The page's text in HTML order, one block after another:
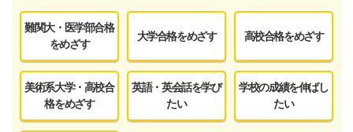
難関大・医学部合格
をめざす
大学合格をめざす 高校合格をめざす
美術系大学・高校合
格をめざす
英語・英会話を学び
たい
学校の成績を伸ばし
たい